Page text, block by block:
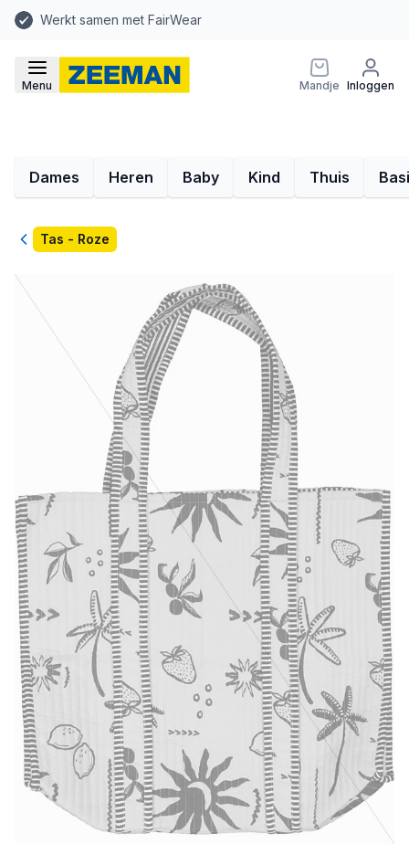
Werkt samen met FairWear
Menu Mandje Inloggen
Dames Heren Baby Kind Thuis
TerugTas - Roze